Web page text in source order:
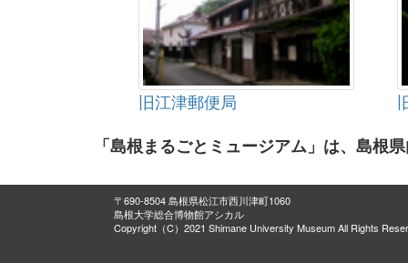
旧江津郵便局
「島根まるごとミュージアム」は、島根
〒690-8504 島根県松江市西川津町1060
島根大学総合博物館アシカル
Copyright（C）2021 Shimane University Museum All Rights